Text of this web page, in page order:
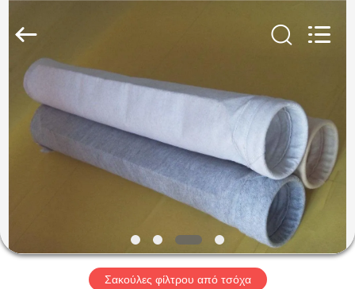
ΣΠΊΤΙ
ΠΡΟΪΌΝΤΑ
ΕΜΆΣ
Technology
Co.,Ltd..
Reserved.
Σακούλες φίλτρου από τσόχα